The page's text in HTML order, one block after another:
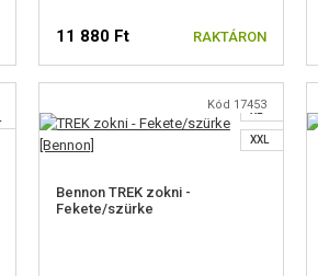
11 880 Ft RAKTÁRON
VÁLASSZON MÉRETET
Kód 17453
XXL
XL
L
Bennon TREK zokni -
Fekete/szürke